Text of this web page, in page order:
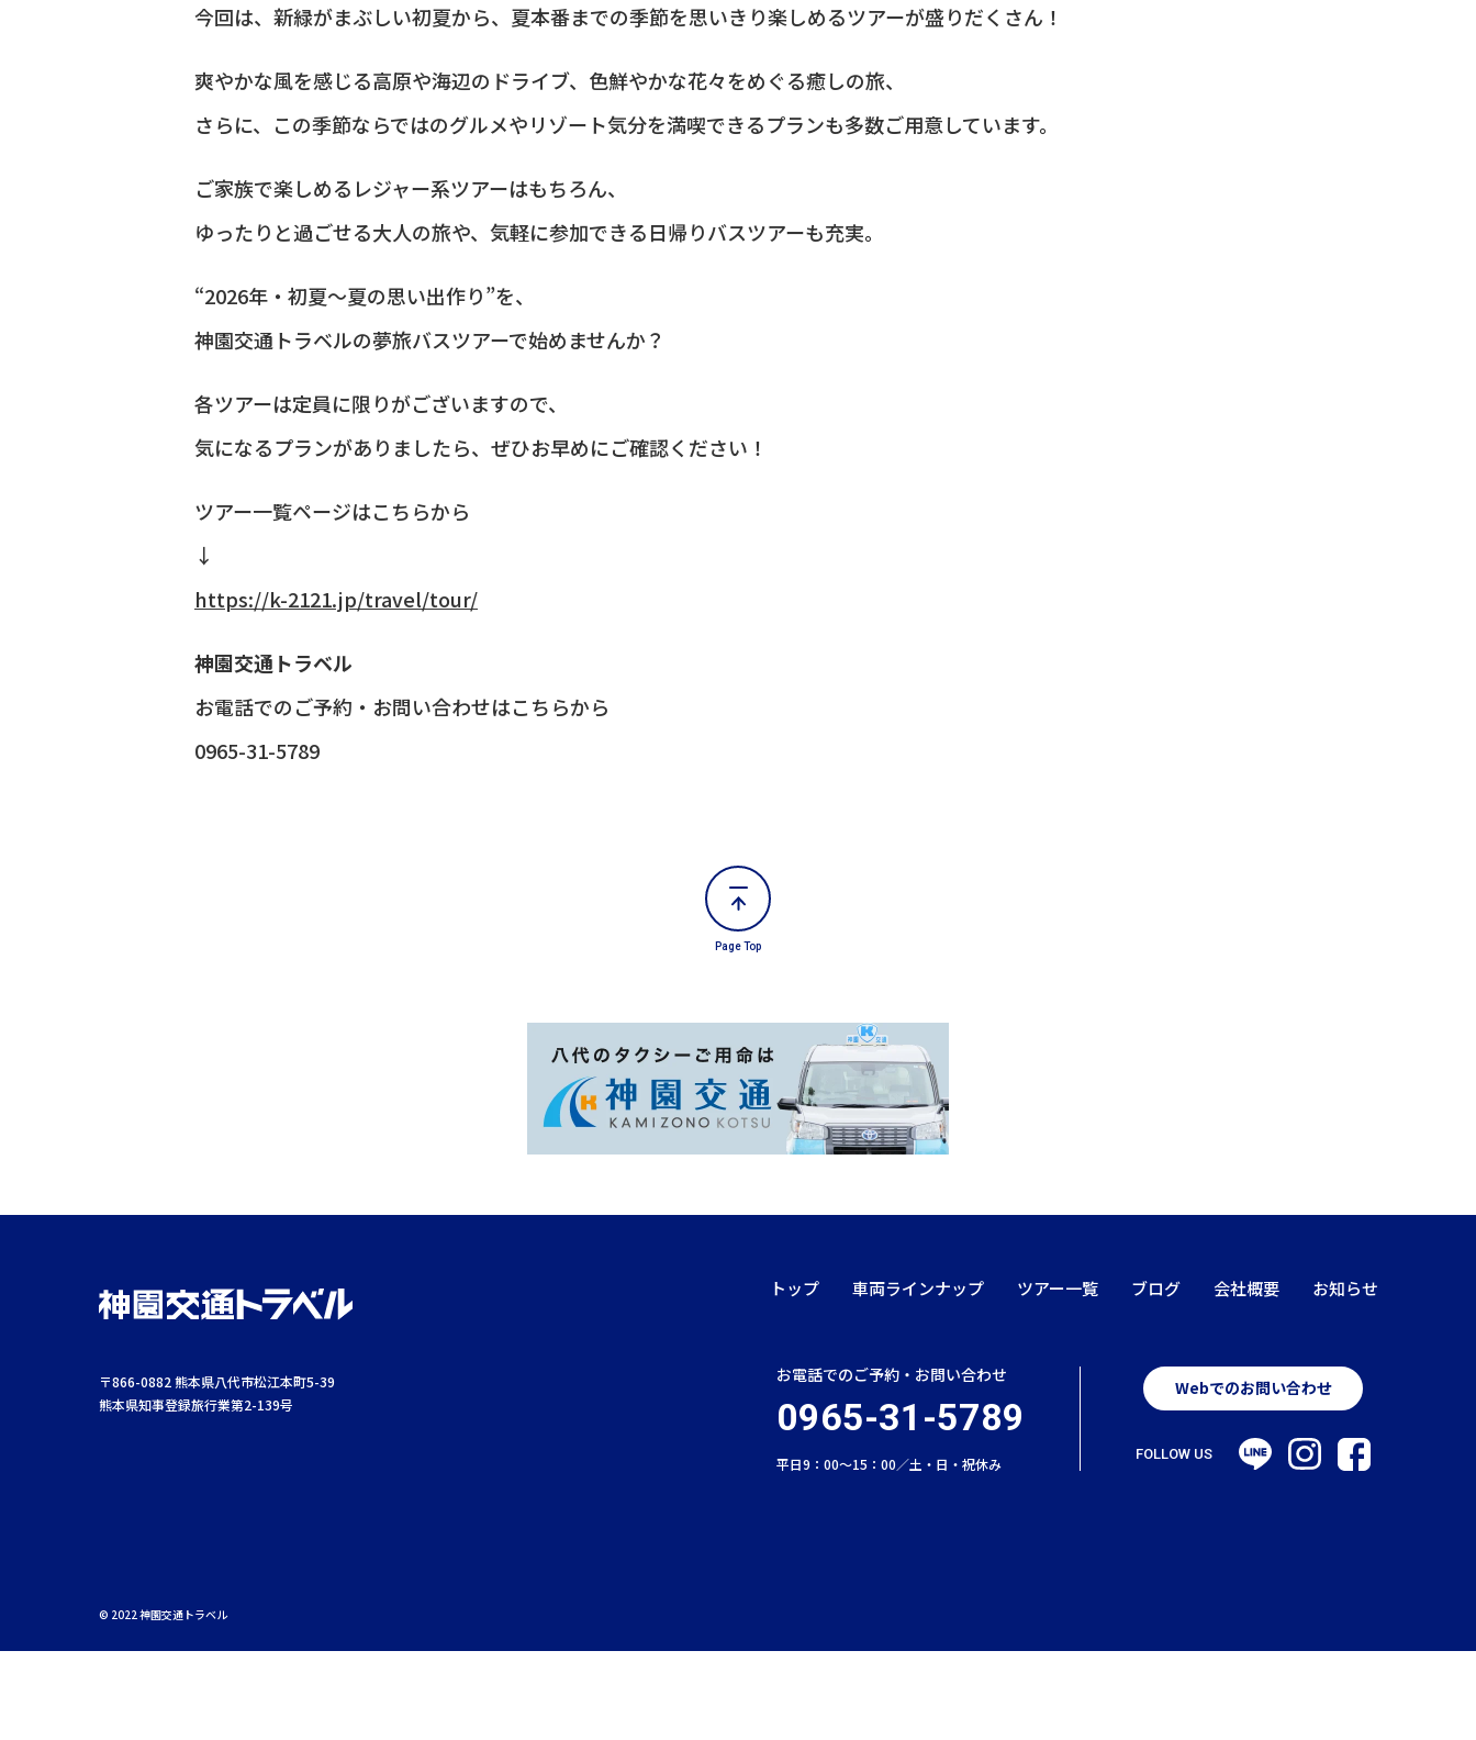
今回は、新緑がまぶしい初夏から、夏本番までの季節を思いきり楽しめるツアーが盛りだくさん！
爽やかな風を感じる高原や海辺のドライブ、色鮮やかな花々をめぐる癒しの旅、
さらに、この季節ならではのグルメやリゾート気分を満喫できるプランも多数ご用意しています。
ご家族で楽しめるレジャー系ツアーはもちろん、
ゆったりと過ごせる大人の旅や、気軽に参加できる日帰りバスツアーも充実。
“2026年・初夏〜夏の思い出作り”を、
神園交通トラベルの夢旅バスツアーで始めませんか？
各ツアーは定員に限りがございますので、
気になるプランがありましたら、ぜひお早めにご確認ください！
ツアー一覧ページはこちらから
↓
https://k-2121.jp/travel/tour/
神園交通トラベル
お電話でのご予約・お問い合わせはこちらから
0965-31-5789
Page Top
〒866-0882 熊本県八代市松江本町5-39
熊本県知事登録旅行業第2-139号
トップ 車両ラインナップ ツアー一覧 ブログ 会社概要 お知らせ
お電話でのご予約・お問い合わせ
0965-31-5789
平日9：00〜15：00／土・日・祝休み
Webでのお問い合わせ
FOLLOW US
© 2022 神園交通トラベル